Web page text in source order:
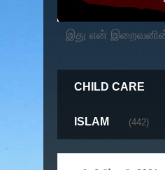
இது என் இறைவனின்
CHILD CARE
ISLAM (442)